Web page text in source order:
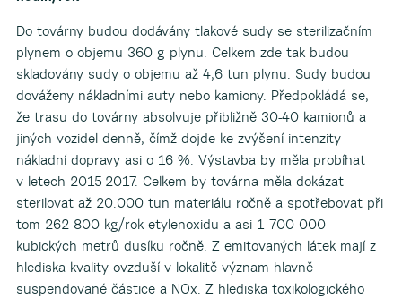
Do továrny budou dodávány tlakové sudy se sterilizačním
plynem o objemu 360 g plynu. Celkem zde tak budou
skladovány sudy o objemu až 4,6 tun plynu. Sudy budou
dováženy nákladními auty nebo kamiony. Předpokládá se,
že trasu do továrny absolvuje přibližně 30-40 kamionů a
jiných vozidel denně, čímž dojde ke zvýšení intenzity
nákladní dopravy asi o 16 %. Výstavba by měla probíhat
v letech 2015-2017. Celkem by továrna měla dokázat
sterilovat až 20.000 tun materiálu ročně a spotřebovat při
tom 262 800 kg/rok etylenoxidu a asi 1 700 000
kubických metrů dusíku ročně. Z emitovaných látek mají z
hlediska kvality ovzduší v lokalitě význam hlavně
suspendované částice a NOx. Z hlediska toxikologického